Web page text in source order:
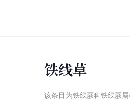
铁线草
该条目为铁线蕨科铁线蕨